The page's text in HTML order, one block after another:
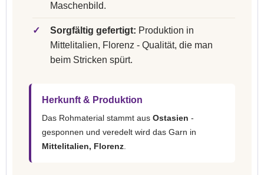
Maschenbild.
✓ Sorgfältig gefertigt: Produktion in
Mittelitalien, Florenz - Qualität, die man
beim Stricken spürt.
Herkunft & Produktion
Das Rohmaterial stammt aus Ostasien -
gesponnen und veredelt wird das Garn in
Mittelitalien, Florenz